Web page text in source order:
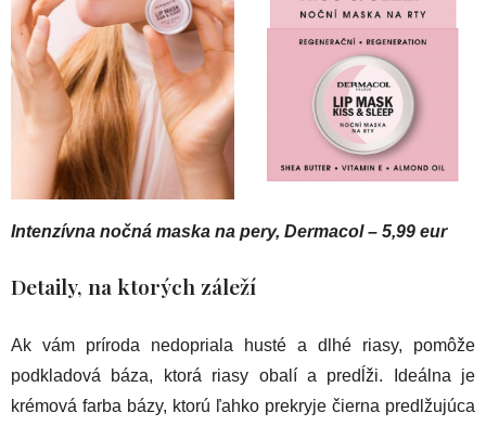
Intenzívna nočná maska na pery, Dermacol – 5,99 eur
Detaily, na ktorých záleží
Ak vám príroda nedopriala husté a dlhé riasy, pomôže
podkladová báza, ktorá riasy obalí a predĺži. Ideálna je
krémová farba bázy, ktorú ľahko prekryje čierna predlžujúca